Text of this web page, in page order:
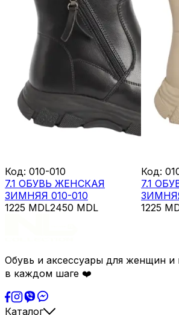
Код: 010-010
7.1 ОБУВЬ ЖЕНСКАЯ
ЗИМНЯЯ 010-010
1225 MDL2450 MDL
Код:
7.1
1225
Обувь и аксессуары для женщин
в каждом шаге ❤️
Каталог